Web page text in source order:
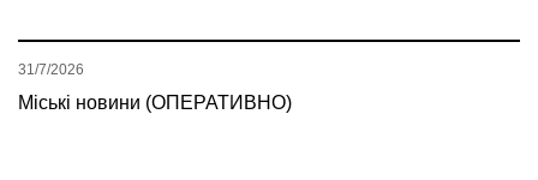
Міські новини (ОПЕРАТИВНО)
31/7/2026